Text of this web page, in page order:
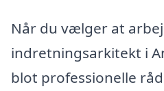
Når du vælger at
indretningsarkitekt i
blot professionelle